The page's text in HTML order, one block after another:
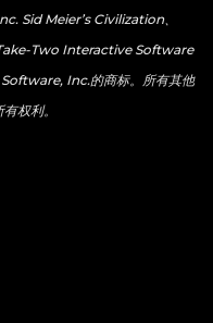
Sid Meier’s Civilization、
Two Interactive Software
Inc.的商标。所有其他
权利。